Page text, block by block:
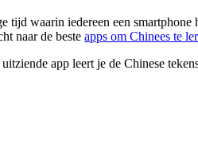
waarin iedereen een
naar de beste apps om Chinees te
app leert je de Chinese